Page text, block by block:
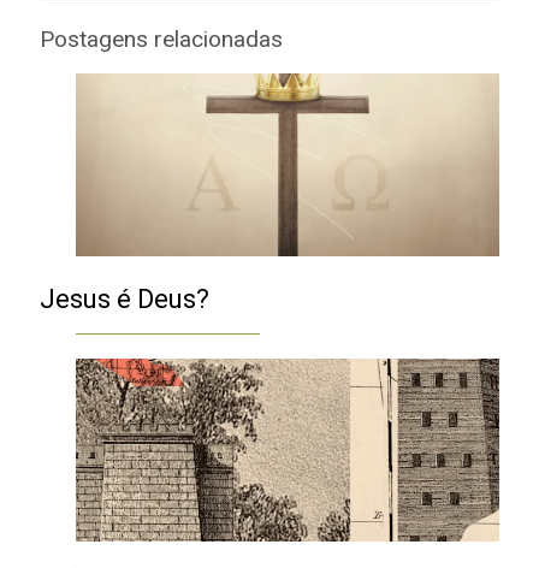
Postagens relacionadas
Jesus é Deus?